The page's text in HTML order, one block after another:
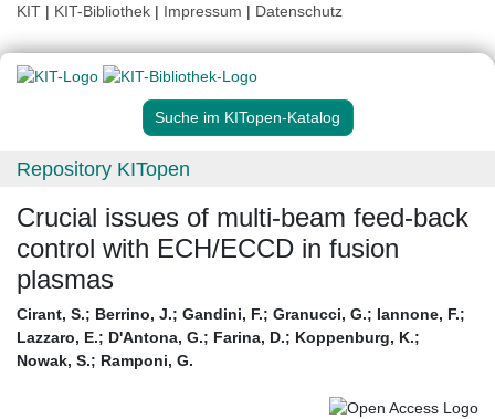
KIT | KIT-Bibliothek | Impressum | Datenschutz
Suche im KITopen-Katalog
Repository KITopen
Crucial issues of multi-beam feed-back
control with ECH/ECCD in fusion
plasmas
Cirant, S.; Berrino, J.; Gandini, F.; Granucci, G.; Iannone, F.;
Lazzaro, E.; D'Antona, G.; Farina, D.; Koppenburg, K.;
Nowak, S.; Ramponi, G.